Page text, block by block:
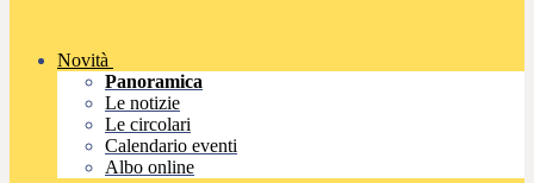
Novità
Panoramica
Le notizie
Le circolari
Calendario eventi
Albo online